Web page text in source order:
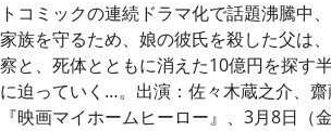
コミックの連続ドラマ化で話題沸騰中
族を守るため、娘の彼氏を殺した父は
と、死体とともに消えた10億円を探す
迫っていく…。出演：佐々木蔵之介、
映画マイホームヒーロー』、3月8日（金